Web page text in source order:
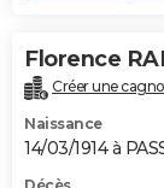
Florence
Créer une
Naissance
14/03/1914 à
Décès